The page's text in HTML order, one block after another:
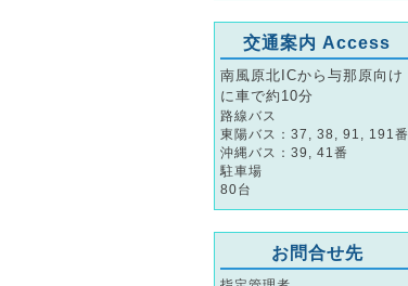
交通案内 Access
南風原北ICから与那原向け
に車で約10分
路線バス
東陽バス：37, 38, 91, 191番
沖縄バス：39, 41番
駐車場
80台
お問合せ先